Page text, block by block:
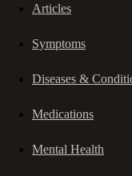
Articles
Symptoms
Diseases &
Medications
Mental Health